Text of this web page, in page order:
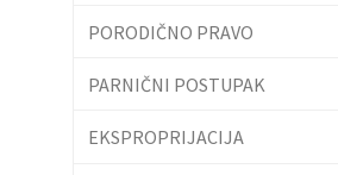
PORODIČNO PRAVO
PARNIČNI POSTUPAK
EKSPROPRIJACIJA